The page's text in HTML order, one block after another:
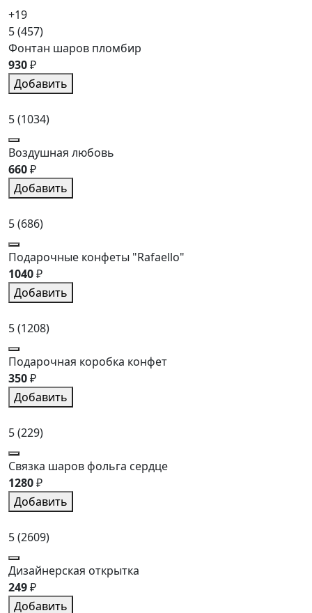
+19
5(457)
Фонтан шаров пломбир
930₽
Добавить
5(1034)
Воздушная любовь
660₽
Добавить
5(686)
Подарочные конфеты "Rafaello"
1040₽
Добавить
5(1208)
Подарочная коробка конфет
350₽
Добавить
5(229)
Связка шаров фольга сердце
1280₽
Добавить
5(2609)
Дизайнерская открытка
249₽
Добавить